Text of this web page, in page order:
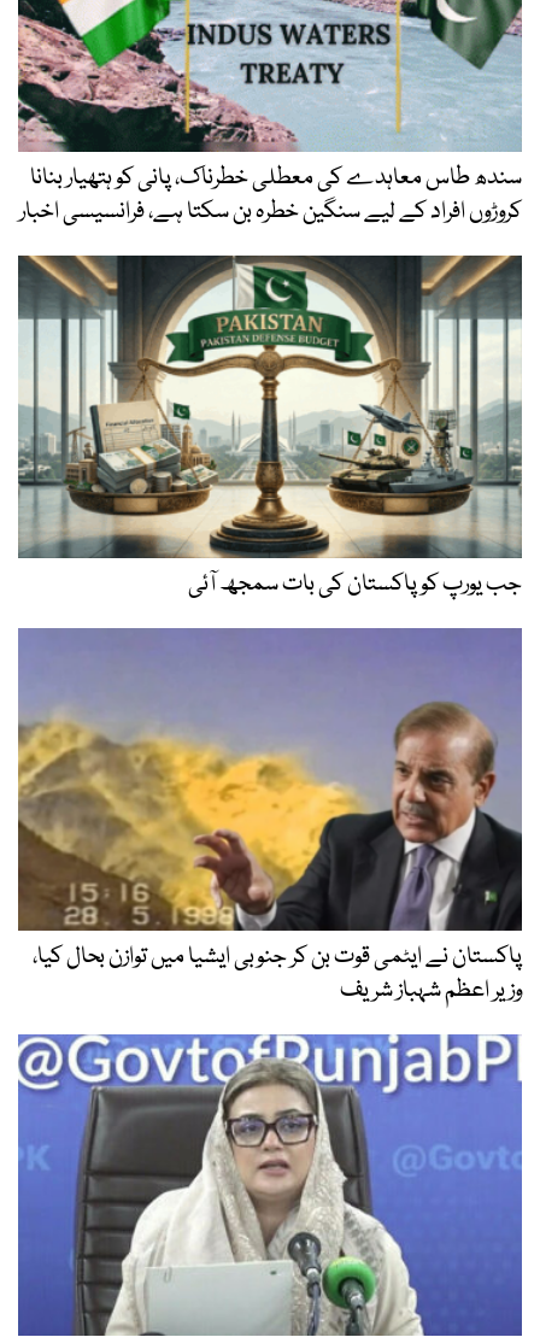
سندھ طاس معاہدے کی معطلی خطرناک، پانی کو ہتھیار بنانا
کروڑوں افراد کے لیے سنگین خطرہ بن سکتا ہے، فرانسیسی اخبار
جب یورپ کو پاکستان کی بات سمجھ آئی
پاکستان نے ایٹمی قوت بن کر جنوبی ایشیا میں توازن بحال کیا،
وزیر اعظم شہباز شریف